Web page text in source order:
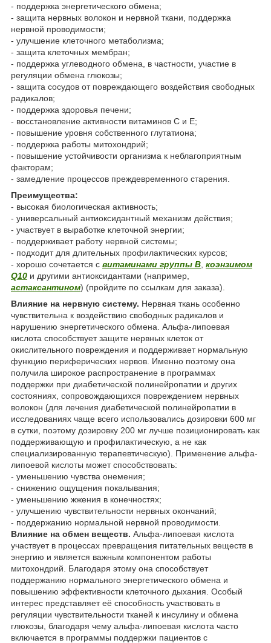
- поддержка энергетического обмена;
- защита нервных волокон и нервной ткани, поддержка
нервной проводимости;
- улучшение клеточного метаболизма;
- защита клеточных мембран;
- поддержка углеводного обмена, в частности, участие в
регуляции обмена глюкозы;
- защита сосудов от повреждающего воздействия свободных
радикалов;
- поддержка здоровья печени;
- восстановление активности витаминов С и Е;
- повышение уровня собственного глутатиона;
- поддержка работы митохондрий;
- повышение устойчивости организма к неблагоприятным
факторам;
- замедление процессов преждевременного старения.
Преимущества:
- высокая биологическая активность;
- универсальный антиоксидантный механизм действия;
- участвует в выработке клеточной энергии;
- поддерживает работу нервной системы;
- подходит для длительных профилактических курсов;
- хорошо сочетается с витаминами группы В коэнзимом
Q10 и другими антиоксидантами (например,
астаксантином) (пройдите по ссылкам для заказа).
Влияние на нервную систему. Нервная ткань особенно
чувствительна к воздействию свободных радикалов и
нарушению энергетического обмена. Альфа-липоевая
кислота способствует защите нервных клеток от
окислительного повреждения и поддерживает нормальную
функцию периферических нервов. Именно поэтому она
получила широкое распространение в программах
поддержки при диабетической полинейропатии и других
состояниях, сопровождающихся повреждением нервных
волокон (для лечения диабетической полинейропатии в
исследованиях чаще всего использовались дозировки 600 мг
в сутки, поэтому дозировку 200 мг лучше позиционировать как
поддерживающую и профилактическую, а не как
специализированную терапевтическую). Применение альфа-
липоевой кислоты может способствовать:
- уменьшению чувства онемения;
- снижению ощущения покалывания;
- уменьшению жжения в конечностях;
- улучшению чувствительности нервных окончаний;
- поддержанию нормальной нервной проводимости.
Влияние на обмен веществ. Альфа-липоевая кислота
участвует в процессах превращения питательных веществ в
энергию и является важным компонентом работы
митохондрий. Благодаря этому она способствует
поддержанию нормального энергетического обмена и
повышению эффективности клеточного дыхания. Особый
интерес представляет её способность участвовать в
регуляции чувствительности тканей к инсулину и обмена
глюкозы, благодаря чему альфа-липоевая кислота часто
включается в программы поддержки пациентов с